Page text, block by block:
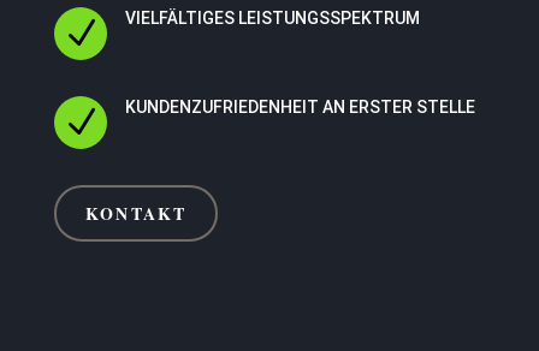
N VIELFÄLTIGES LEISTUNGSSPEKTRUM
N KUNDENZUFRIEDENHEIT AN ERSTER STELLE
KONTAKT